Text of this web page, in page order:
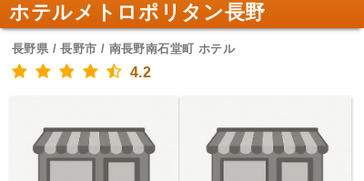
ホテルメトロポリタン長野
長野県 / 長野市 / 南長野南石堂町 ホテル
4.2